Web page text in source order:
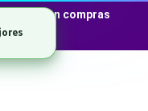
Plata en compras